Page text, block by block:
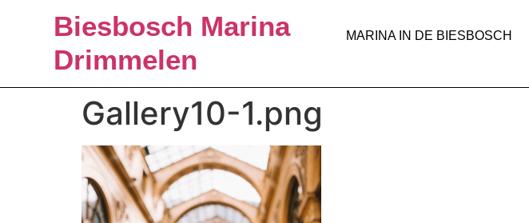
Biesbosch Marina
Drimmelen
MARINA IN DE BIESBOSCH
Gallery10-1.png